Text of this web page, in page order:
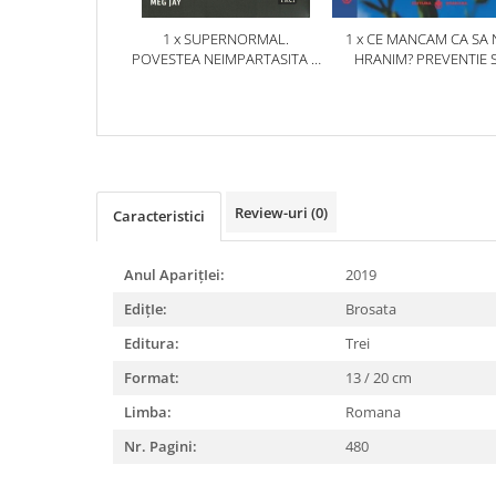
1 x SUPERNORMAL.
POVESTEA NEIMPARTASITA A
1 x CE MANCAM CA SA
HRANIM? PREVENTIE
Caracteristici Review-uri (0)
Anul AparițIei:
2019
EdițIe:
Brosata
Editura:
Trei
Format:
13 / 20 cm
Limba:
Romana
Nr. Pagini:
480